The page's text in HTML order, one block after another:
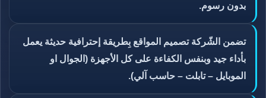
بدون رسوم.
تضمن الشّركة تصميم المواقع بِطريقة إحترافية حديثة يعمل
بأداء جيد وبنفس الكفاءة على كل الأجهزة (الجوال او
الموبايل – تابلت – حاسب آلي).